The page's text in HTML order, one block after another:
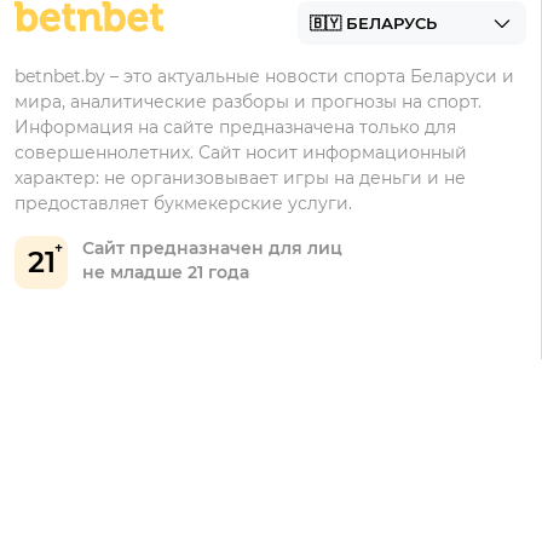
Бонусы Бетера
Бонусы Винлайн
Марафонбет
21
Сайт предназначен для лиц
не младше 21 года
betnbet.by – это актуальные новости спорта Беларуси и
мира, аналитические разборы и прогнозы на спорт.
Информация на сайте предназначена только для
совершеннолетних. Сайт носит информационный
характер: не организовывает игры на деньги и не
предоставляет букмекерские услуги.